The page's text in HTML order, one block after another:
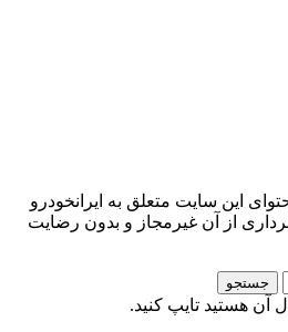
این سایت متعلق به ایرانخودرو
از آن غیرمجاز و بدون رضایت
جستجو
آن هستید تایپ کنید.